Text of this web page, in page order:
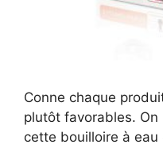
Conne chaque
plutôt favorables.
cette bouilloire à eau